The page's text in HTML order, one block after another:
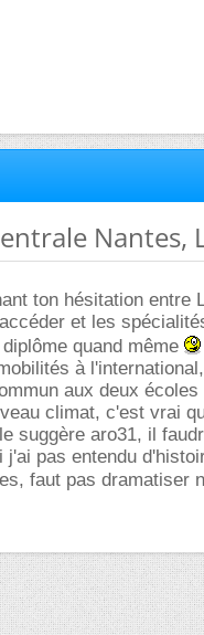
Nantes,
ton hésitation entre
et les
quand même
à
aux deux écoles
climat, c'est vrai
suggère aro31, il
j'ai pas entendu
faut pas dramatiser